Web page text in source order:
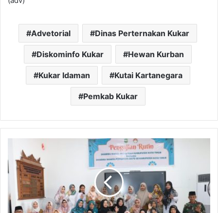
Advetorial Dinas Perternakan Kukar
Diskominfo Kukar Hewan Kurban
Kukar Idaman Kutai Kartanegara
Pemkab Kukar